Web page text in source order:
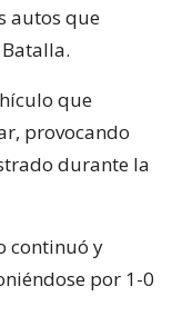
autos que
que
provocando
durante la
continuó y
por 1-0